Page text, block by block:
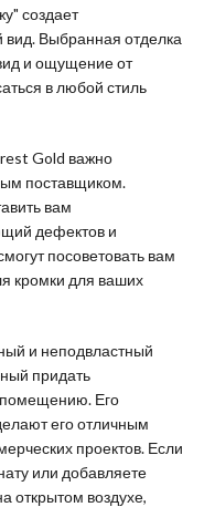
создает
вид. Выбранная отделка
и ощущение от
в любой стиль
Gold важно
поставщиком.
вам
дефектов и
посоветовать вам
кромки для ваших
и неподвластный
придать
помещению. Его
его отличным
проектов. Если
или добавляете
открытом воздухе,